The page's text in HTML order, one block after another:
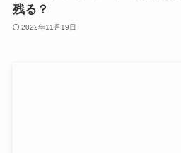
残る？
2022年11月19日